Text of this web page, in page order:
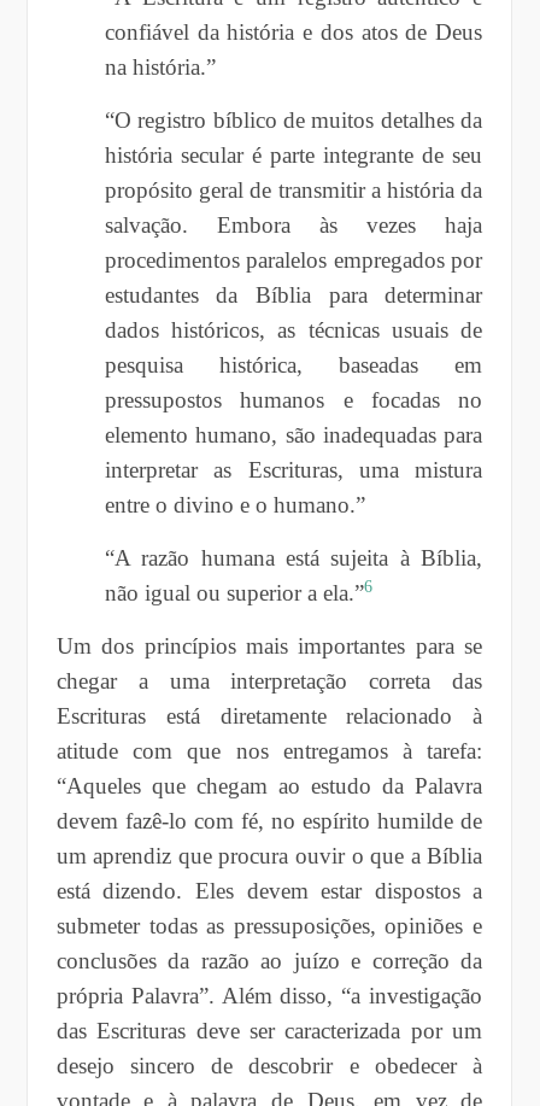
confiável da história e dos atos de Deus
na história.”
“O registro bíblico de muitos detalhes da
história secular é parte integrante de seu
propósito geral de transmitir a história da
salvação. Embora às vezes haja
procedimentos paralelos empregados por
estudantes da Bíblia para determinar
dados históricos, as técnicas usuais de
pesquisa histórica, baseadas em
pressupostos humanos e focadas no
elemento humano, são inadequadas para
interpretar as Escrituras, uma mistura
entre o divino e o humano.”
“A razão humana está sujeita à Bíblia,
não igual ou superior a ela.”6
Um dos princípios mais importantes para se
chegar a uma interpretação correta das
Escrituras está diretamente relacionado à
atitude com que nos entregamos à tarefa:
“Aqueles que chegam ao estudo da Palavra
devem fazê-lo com fé, no espírito humilde de
um aprendiz que procura ouvir o que a Bíblia
está dizendo. Eles devem estar dispostos a
submeter todas as pressuposições, opiniões e
conclusões da razão ao juízo e correção da
própria Palavra”. Além disso, “a investigação
das Escrituras deve ser caracterizada por um
desejo sincero de descobrir e obedecer à
vontade e à palavra de Deus, em vez de